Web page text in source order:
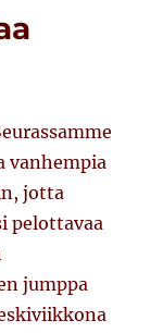
vanhempia
jotta
pelottavaa
jumppa